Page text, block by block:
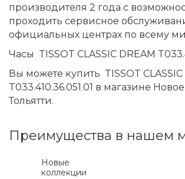
производителя 2 года с
проходить сервисное
официальных центрах по всему
Часы TISSOT CLASSIC DREAM
Вы можете купить TISSOT CLASSIC
T033.410.36.051.01 в магазине
Тольятти.
Преимущества в нашем
Новые
коллекции